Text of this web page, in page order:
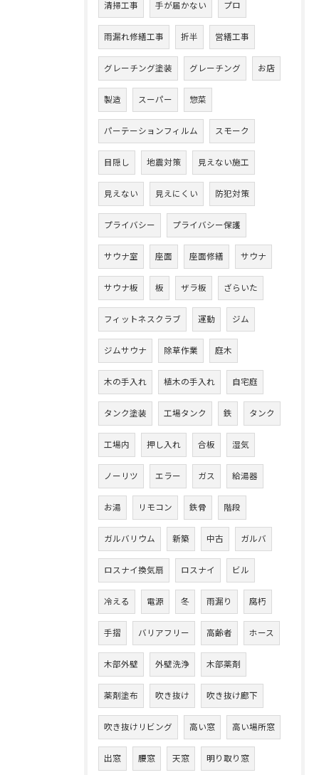
清掃工事 手が届かない プロ
雨漏れ修繕工事 折半 営繕工事
グレーチング塗装 グレーチング お店
製造 スーパー 惣菜
パーテーションフィルム スモーク
目隠し 地震対策 見えない施工
見えない 見えにくい 防犯対策
プライバシー プライバシー保護
サウナ室 座面 座面修繕 サウナ
サウナ板 板 ザラ板 ざらいた
フィットネスクラブ 運動 ジム
ジムサウナ 除草作業 庭木
木の手入れ 植木の手入れ 自宅庭
タンク塗装 工場タンク 鉄 タンク
工場内 押し入れ 合板 湿気
ノーリツ エラー ガス 給湯器
お湯 リモコン 鉄骨 階段
ガルバリウム 新築 中古 ガルバ
ロスナイ換気扇 ロスナイ ビル
冷える 電源 冬 雨漏り 腐朽
手摺 バリアフリー 高齢者 ホース
木部外壁 外壁洗浄 木部薬剤
薬剤塗布 吹き抜け 吹き抜け廊下
吹き抜けリビング 高い窓 高い場所窓
出窓 腰窓 天窓 明り取り窓